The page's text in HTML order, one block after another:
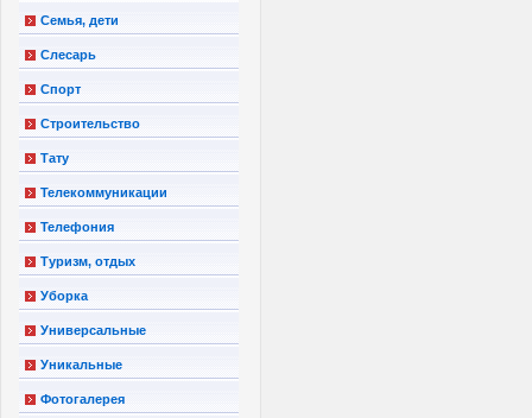
Семья, дети
Слесарь
Спорт
Строительство
Тату
Телекоммуникации
Телефония
Туризм, отдых
Уборка
Универсальные
Уникальные
Фотогалерея